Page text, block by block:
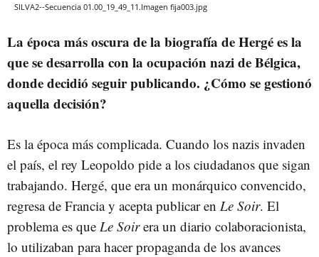
SILVA2--Secuencia 01.00_19_49_11.Imagen fija003.jpg
La época más oscura de la biografía de Hergé es la
que se desarrolla con la ocupación nazi de Bélgica,
donde decidió seguir publicando. ¿Cómo se gestionó
aquella decisión?
Es la época más complicada. Cuando los nazis invaden
el país, el rey Leopoldo pide a los ciudadanos que sigan
trabajando. Hergé, que era un monárquico convencido,
regresa de Francia y acepta publicar en Le Soir. El
problema es que Le Soirera un diario colaboracionista,
lo utilizaban para hacer propaganda de los avances